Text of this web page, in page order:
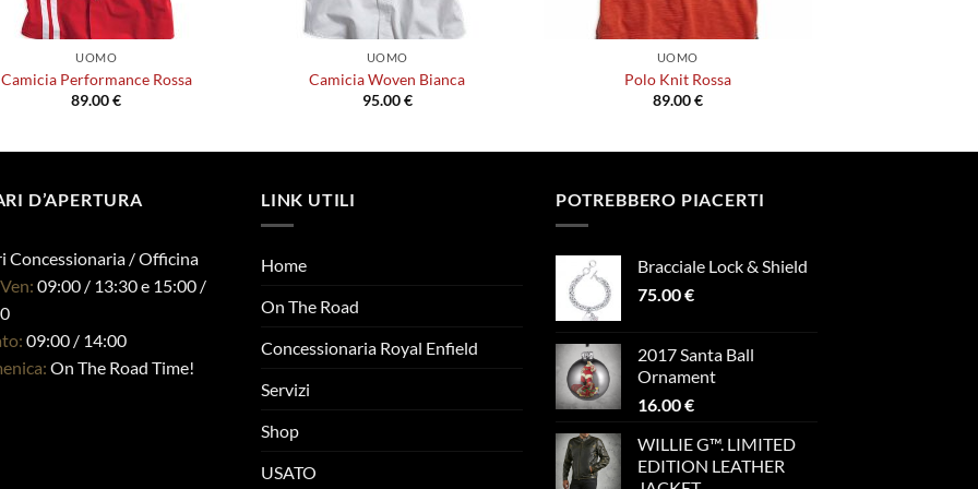
UOMO
Camicia Performance Rossa
89.00€
più
opzioni
possono
scelte
nella
UOMO
Camicia Woven Bianca
95.00€
scelte
UOMO
Polo Knit Rossa
89.00€
più
opzioni
possono
scelte
nella
pagina
prodotto
D’APERTURA
Concessionaria / Officina
09:00 / 13:30 e 15:00 /
09:00 / 14:00
On The Road Time!
LINK UTILI
Home
On The Road
Concessionaria Royal Enfield
Servizi
Shop
USATO
POTREBBERO PIACERTI
Bracciale Lock & Shield
75.00€
2017 Santa Ball
Ornament
16.00€
WILLIE G™. LIMITED
EDITION LEATHER